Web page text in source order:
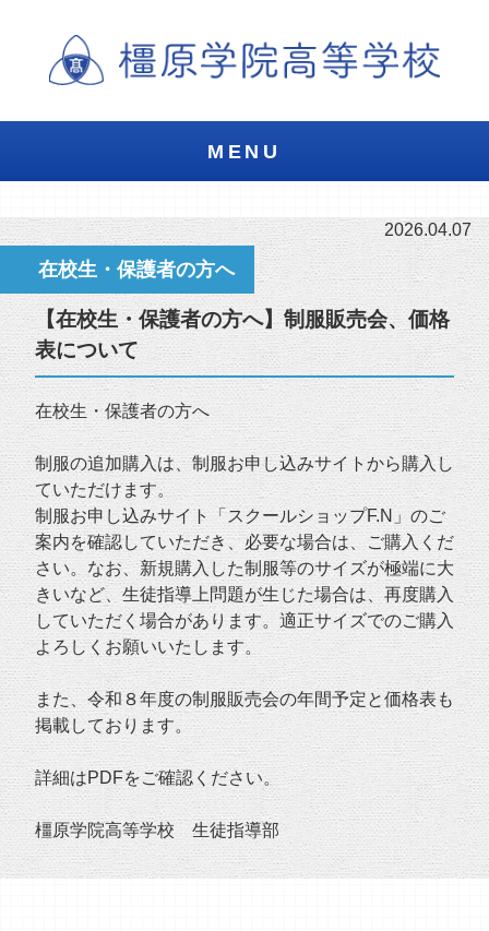
MENU
【在校生・保護者の方へ】制服販売会、価格
表について
2026.04.07
在校生・保護者の方へ
在校生・保護者の方へ
制服の追加購入は、制服お申し込みサイトから購入し
ていただけます。
制服お申し込みサイト「スクールショップF.N」のご
案内を確認していただき、必要な場合は、ご購入くだ
さい。なお、新規購入した制服等のサイズが極端に大
きいなど、生徒指導上問題が生じた場合は、再度購入
していただく場合があります。適正サイズでのご購入
よろしくお願いいたします。
また、令和８年度の制服販売会の年間予定と価格表も
掲載しております。
詳細はPDFをご確認ください。
橿原学院高等学校 生徒指導部